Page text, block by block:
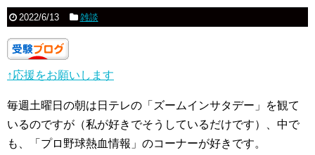
2022/6/13 雑談
↑応援をお願いします
毎週土曜日の朝は日テレの「ズームインサタデー」を観て
いるのですが（私が好きでそうしているだけです）、中で
も、「プロ野球熱血情報」のコーナーが好きです。